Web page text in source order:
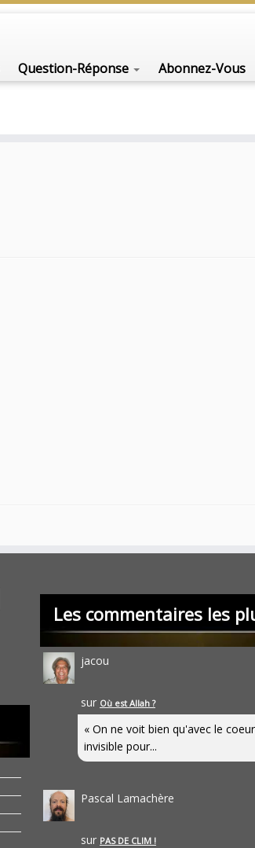
Question-Réponse Abonnez-Vous
Les commentaires les
jacou
sur Où est Allah ?
« On ne voit bien qu'avec le
invisible pour...
Pascal Lamachère
sur PAS DE CLIM !